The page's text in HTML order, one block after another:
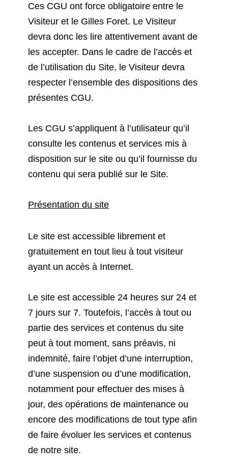
Ces CGU ont force obligatoire entre le
Visiteur et le Gilles Foret. Le Visiteur
devra donc les lire attentivement avant de
les accepter. Dans le cadre de l’accès et
de l’utilisation du Site, le Visiteur devra
respecter l’ensemble des dispositions des
présentes CGU.
Les CGU s’appliquent à l’utilisateur qu’il
consulte les contenus et services mis à
disposition sur le site ou qu’il fournisse du
contenu qui sera publié sur le Site.
Présentation du site
Le site est accessible librement et
gratuitement en tout lieu à tout visiteur
ayant un accès à Internet.
Le site est accessible 24 heures sur 24 et
7 jours sur 7. Toutefois, l’accès à tout ou
partie des services et contenus du site
peut à tout moment, sans préavis, ni
indemnité, faire l’objet d’une interruption,
d’une suspension ou d’une modification,
notamment pour effectuer des mises à
jour, des opérations de maintenance ou
encore des modifications de tout type afin
de faire évoluer les services et contenus
de notre site.